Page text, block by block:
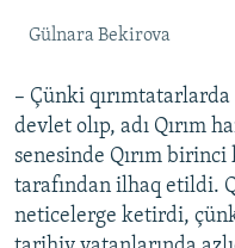
Gülnara Bekirova
– Çünki
devlet olıp, adı Qırım
senesinde Qırım
tarafından ilhaq etildi.
neticelerge ketirdi,